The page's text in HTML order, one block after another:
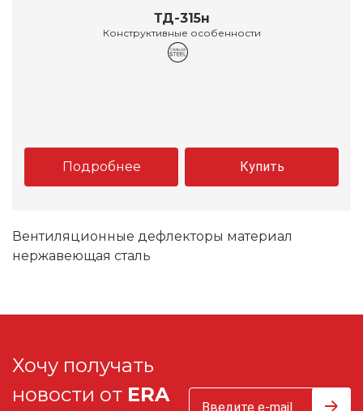
ТД-315н
Конструктивные особенности
Подробнее Купить
Вентиляционные дефлекторы материал
нержавеющая сталь
Хочу получать
новости от ERA